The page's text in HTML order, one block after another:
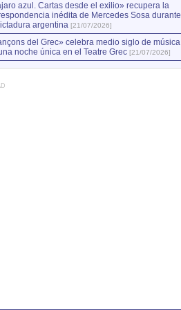
azul. Cartas desde el exilio» recupera la
inédita de Mercedes Sosa durante
argentina [21/07/2026]
del Grec» celebra medio siglo de música
noche única en el Teatre Grec [21/07/2026]